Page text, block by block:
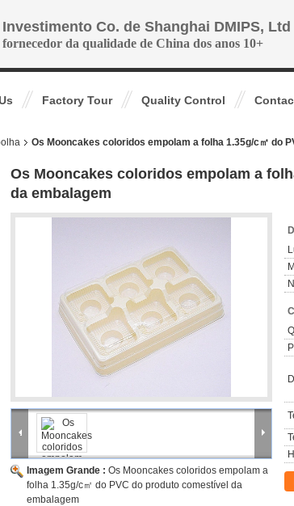
Investimento Co. de Shanghai DMIPS, Ltd
fornecedor da qualidade de China dos anos 10+
Factory Tour Quality Control
Os Mooncakes coloridos empolam a folha 1.35g/c㎡ do
Os Mooncakes coloridos empolam a
da embalagem
Imagem Grande : Os Mooncakes coloridos empolam a
folha 1.35g/c㎡ do PVC do produto comestível da
embalagem